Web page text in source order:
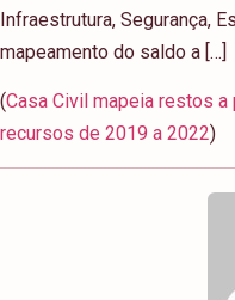
Infraestrutura, Segurança,
mapeamento do saldo a […]
(Casa Civil mapeia restos
recursos de 2019 a 2022)